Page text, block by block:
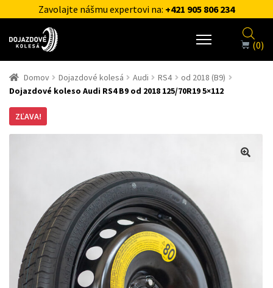
Zavolajte nášmu expertovi na: +421 905 806 234
(0)
Domov Dojazdové kolesá Audi RS4
od 2018 (B9)
Dojazdové koleso Audi RS4 B9 od 2018 125/70R19 5×112
ZĽAVA!